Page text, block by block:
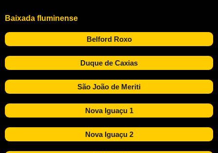
Baixada fluminense
Belford Roxo
Duque de Caxias
São João de Meriti
Nova Iguaçu 1
Nova Iguaçu 2